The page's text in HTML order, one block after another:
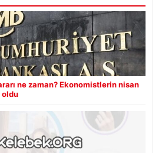
ne zaman? Ekonomistlerin nisan
oldu